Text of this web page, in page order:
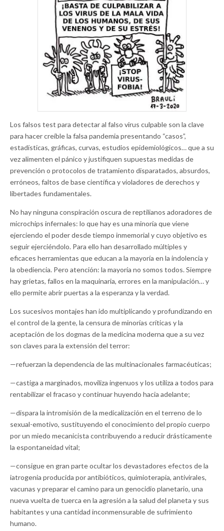
Los falsos test para detectar al falso virus culpable son la clave
para hacer creíble la falsa pandemia presentando “casos”,
estadísticas, gráficas, curvas, estudios epidemiológicos… que a su
vez alimenten el pánico y justifiquen supuestas medidas de
prevención o protocolos de tratamiento disparatados, absurdos,
erróneos, faltos de base científica y violadores de derechos y
libertades fundamentales.
No hay ninguna conspiración oscura de reptilianos adoradores de
microchips infernales: lo que hay es una minoría que viene
ejerciendo el poder desde tiempo inmemorial y cuyo objetivo es
seguir ejerciéndolo. Para ello han desarrollado múltiples y
eficaces herramientas que educan a la mayoría en la indolencia y
la obediencia. Pero atención: la mayoría no somos todos. Siempre
hay grietas, fallos en la maquinaria, errores en la manipulación… y
ello permite abrir puertas a la esperanza y la verdad.
Los sucesivos montajes han ido multiplicando y profundizando en
el control de la gente, la censura de minorías críticas y la
aceptación de los dogmas de la medicina moderna que a su vez
son claves para la extensión del terror:
—refuerzan la dependencia de las multinacionales farmacéuticas;
—castiga a marginados, moviliza ingenuos y los utiliza a todos para
rentabilizar el fracaso y continuar huyendo hacia adelante;
—dispara la intromisión de la medicalización en el terreno de lo
sexual-emotivo, sustituyendo el conocimiento del propio cuerpo
por un miedo mecanicista contribuyendo a reducir drásticamente
la espontaneidad vital;
—consigue en gran parte ocultar los devastadores efectos de la
iatrogenia producida por antibióticos, quimioterapia, antivirales,
vacunas y preparar el camino para un genocidio planetario, una
nueva vuelta de tuerca en la agresión a la salud del planeta y sus
habitantes y una cantidad inconmensurable de sufrimiento
humano.